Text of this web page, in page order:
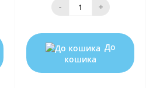
- +
До
кошика